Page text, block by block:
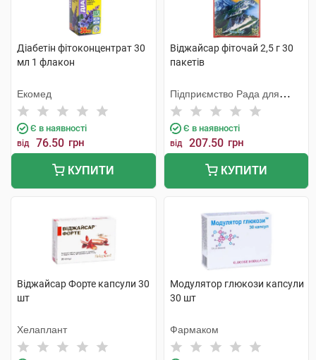
Діабетін фітоконцентрат 30
мл 1 флакон
Екомед
Є в наявності
від 76.50 грн
КУПИТИ
Віджайсар фіточай 2,5 г 30
пакетів
Підприємство Рада для
Хелаплант
Є в наявності
від 207.50 грн
КУПИТИ
Віджайсар Форте капсули 30
шт
Хелаплант
Модулятор глюкози капсули
30 шт
Фармаком